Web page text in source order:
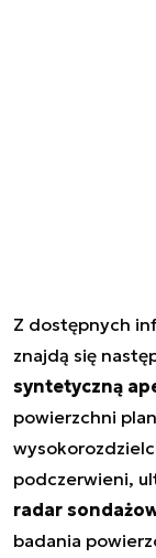
Z dostępnych
znajdą się
syntetyczną
powierzchni
podczerwieni,
radar
badania